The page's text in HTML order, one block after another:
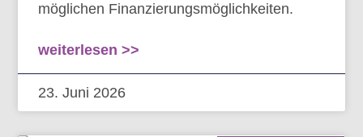
möglichen Finanzierungsmöglichkeiten.
weiterlesen >>
23. Juni 2026